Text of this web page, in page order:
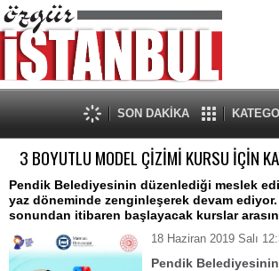
SON DAKİKA
3 BOYUTLU MODEL ÇİZİMİ KURSU İÇİN
Pendik Belediyesinin düzenlediği meslek
yaz döneminde zenginleşerek devam
sonundan itibaren başlayacak kurslar
18 Haziran 2019 Salı
Pendik